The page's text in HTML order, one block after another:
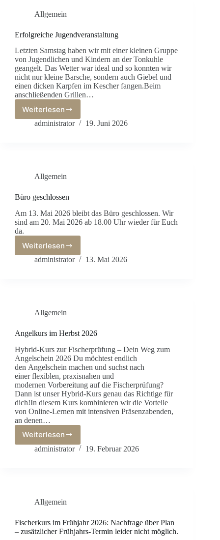
Einsatz
Helfer
Allgemein
Erfolgreiche Jugendveranstaltung
Letzten Samstag haben wir mit einer kleinen Gruppe
von Jugendlichen und Kindern an der Tonkuhle
geangelt. Das Wetter war ideal und so konnten wir
nicht nur kleine Barsche, sondern auch Giebel und
einen dicken Karpfen im Kescher fangen.Beim
anschließenden Grillen…
WeiterlesenErfolgreiche
Jugendveranstaltung
administrator 19. Juni 2026
Allgemein
Büro geschlossen
Am 13. Mai 2026 bleibt das Büro geschlossen. Wir
sind am 20. Mai 2026 ab 18.00 Uhr wieder für Euch
da.
Weiterlesen
Büro
geschlossen
administrator 13. Mai 2026
Allgemein
Angelkurs im Herbst 2026
Hybrid-Kurs zur Fischerprüfung – Dein Weg zum
Angelschein 2026 Du möchtest endlich
den Angelschein machen und suchst nach
einer flexiblen, praxisnahen und
modernen Vorbereitung auf die Fischerprüfung?
Dann ist unser Hybrid-Kurs genau das Richtige für
dich!In diesem Kurs kombinieren wir die Vorteile
von Online-Lernen mit intensiven Präsenzabenden,
an denen…
Weiterlesen
Angelkurs
im
administrator 19. Februar 2026
Allgemein
Fischerkurs im Frühjahr 2026: Nachfrage über Plan
– zusätzlicher Frühjahrs-Termin leider nicht möglich.